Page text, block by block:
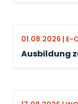
01.08.2026 | E-
Ausbildung